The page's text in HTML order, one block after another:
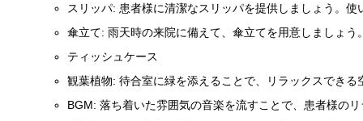
スリッパ: 患者様に清潔なスリッパを提供しましょう。
傘立て: 雨天時の来院に備えて、傘立てを用意しましょう
ティッシュケース
観葉植物: 待合室に緑を添えることで、リラックスできる
BGM: 落ち着いた雰囲気の音楽を流すことで、患者様の